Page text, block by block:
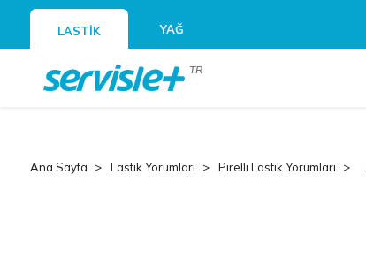
LASTİK YAĞ
TR
Ana Sayfa Lastik Yorumları Pirelli Lastik Yorumları